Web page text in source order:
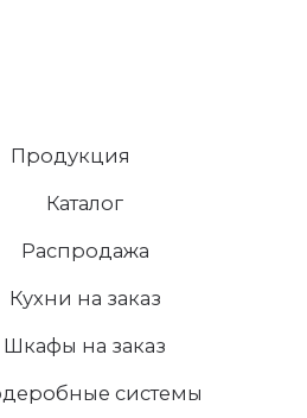
Продукция
Каталог
Распродажа
Кухни на заказ
Шкафы на заказ
системы